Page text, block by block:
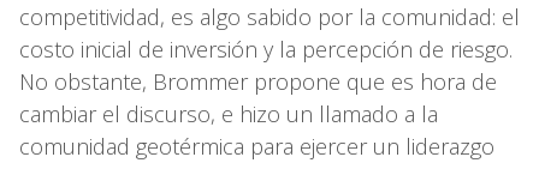
competitividad, es algo sabido por la comunidad: el
costo inicial de inversión y la percepción de riesgo.
No obstante, Brommer propone que es hora de
cambiar el discurso, e hizo un llamado a la
comunidad geotérmica para ejercer un liderazgo